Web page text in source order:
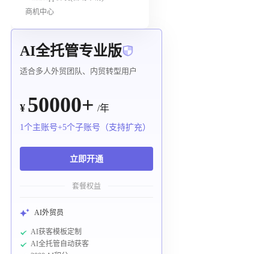
商机中心
AI全托管专业版
适合多人外贸团队、内贸转型用户
¥ 50000+ /年
1个主账号+5个子账号（支持扩充）
立即开通
套餐权益
AI外贸员
AI获客模板定制
AI全托管自动获客